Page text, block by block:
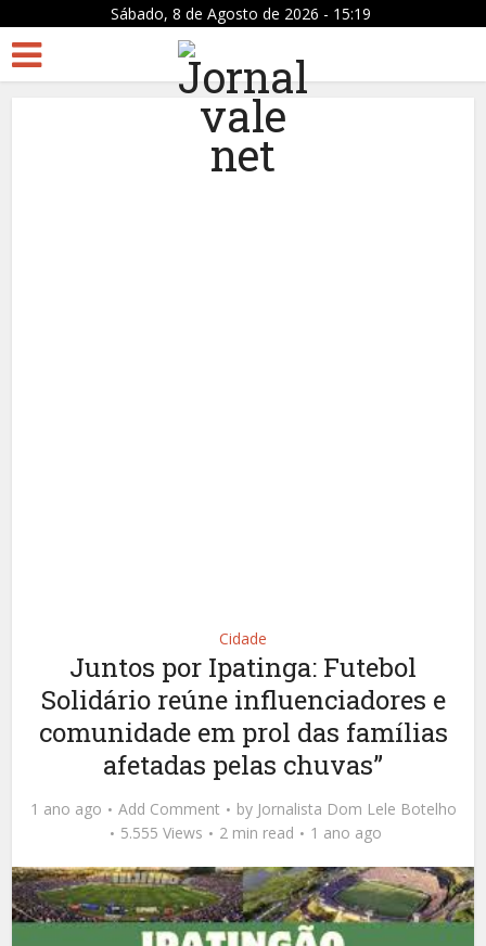
Sábado, 8 de Agosto de 2026 - 15:19
Cidade
Juntos por Ipatinga: Futebol
Solidário reúne influenciadores e
comunidade em prol das famílias
afetadas pelas chuvas”
1 ano ago Add Comment by Jornalista Dom Lele Botelho
5.555 Views
2 min read 1 ano ago